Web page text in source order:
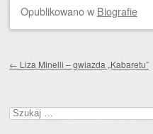
Opublikowanow Biografie
← Liza Minelli – gwiazda „Kabaretu”
Szukaj: